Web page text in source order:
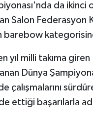
da ikinci
Salon Federasyon
barebow
yıl milli takıma
Dünya
çalışmalarını
ettiği başarılarla